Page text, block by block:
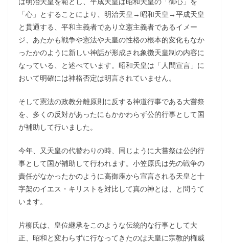
「心」とすることにより、明治天皇→昭和天皇→平成天皇
と貫通する、平和主義者であり立憲主義者であるイメー
ジ、あたかも戦争や憲法や天皇の性格の根本的変化もなか
ったかのように新しい神話が形成され象徴天皇制の内容に
なっている、と述べています。昭和天皇は「人間宣言」に
おいて明確には神格否定は明言されていません。
そして憲法の政教分離原則に反する神道行事である大嘗祭
を、多くの反対があったにもかかわらず公的行事として国
が補助して行いました。
今年、又天皇の代替わりの時、同じように大嘗祭は公的行
事として国が補助して行われます。小笠原氏は先の戦争の
責任がなかったかのように高御座から宣言される天皇と十
字架のイエス・キリストを対比して真の神とは、と問うて
います。
片柳氏は、皇位継承をこのような伝統的な行事として大
正、昭和と変わらずに行なってきたのは天皇に宗教的権威